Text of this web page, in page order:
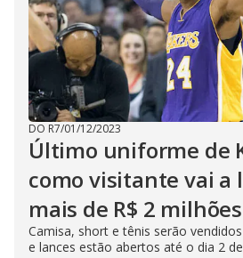
DO R7/01/12/2023
Último uniforme de
como visitante vai a
mais de R$ 2 milhões
Camisa, short e tênis serão
e lances estão abertos até o dia 2